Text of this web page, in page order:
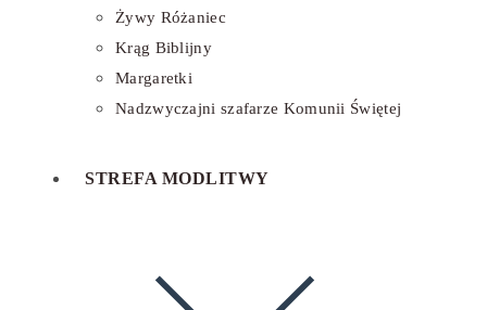
Żywy Różaniec
Krąg Biblijny
Margaretki
Nadzwyczajni szafarze Komunii Świętej
STREFA MODLITWY